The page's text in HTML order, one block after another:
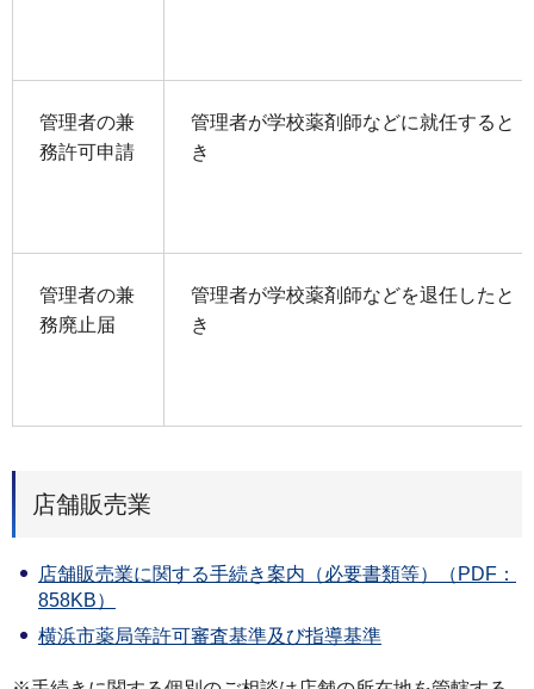
管理者の兼
務許可申請
管理者が学校薬剤師などに就任すると
き
管理者の兼
務廃止届
管理者が学校薬剤師などを退任したと
き
店舗販売業
店舗販売業に関する手続き案内（必要書類等）（PDF：
858KB）
横浜市薬局等許可審査基準及び指導基準